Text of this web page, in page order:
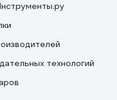
технологий